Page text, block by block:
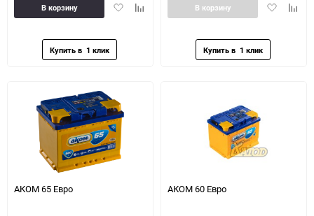
ДобавитьДобавить
В корзину
Добавить
В корзину
АКОМ 65 Евро АКОМ 60 Евро